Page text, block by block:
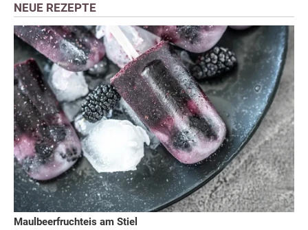
NEUE REZEPTE
Maulbeerfruchteis am Stiel